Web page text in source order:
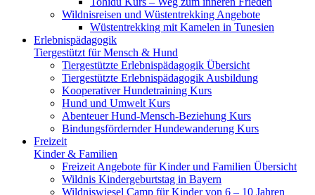
Wildnisreisen und Wüstentrekking Angebote
Wüstentrekking mit Kamelen in Tunesien
Erlebnispädagogik
Tiergestützt für Mensch & Hund
Tiergestützte Erlebnispädagogik Übersicht
Tiergestützte Erlebnispädagogik Ausbildung
Kooperativer Hundetraining Kurs
Hund und Umwelt Kurs
Abenteuer Hund-Mensch-Beziehung Kurs
Bindungsfördernder Hundewanderung Kurs
Freizeit
Kinder & Familien
Freizeit Angebote für Kinder und Familien Übersicht
Wildnis Kindergeburtstag in Bayern
Wildniswiesel Camp für Kinder von 6 – 10 Jahren